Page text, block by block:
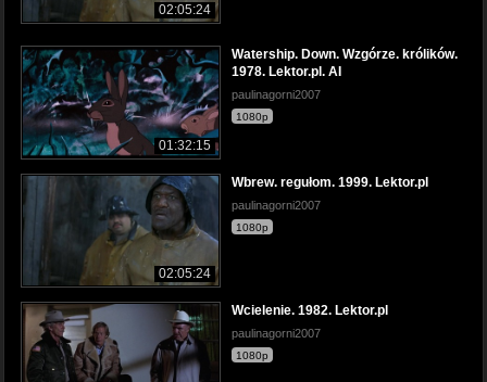
02:05:24
01:32:15
Watership. Down. Wzgórze. królików.
1978. Lektor.pl. AI
paulinagorni2007
1080p
02:05:24
Wbrew. regułom. 1999. Lektor.pl
paulinagorni2007
1080p
Wcielenie. 1982. Lektor.pl
paulinagorni2007
1080p